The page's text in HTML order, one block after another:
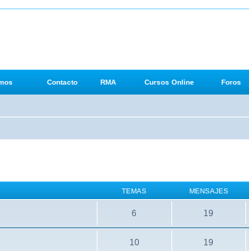
Contacto RMA Cursos Online Foros
TEMAS MENSAJES
6 19
10 19